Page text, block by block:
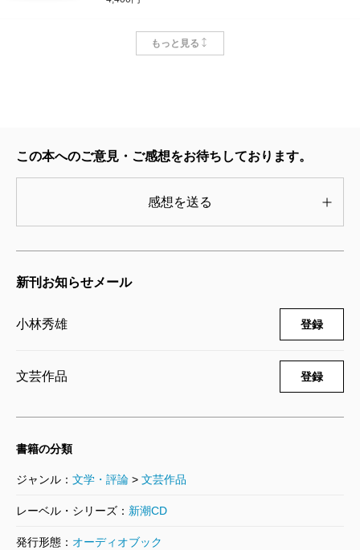
小林秀雄講演第五巻 随想二題――本居
宣長をめぐって
2004/01/22
小林秀雄／講演
4,400円
小林秀雄講演第二巻 信ずることと考え
4,400円
もっと見る
この本へのご意見・ご感想をお待ちしております。
感想を送る
新刊お知らせメール
小林秀雄 登録
文芸作品 登録
書籍の分類
ジャンル： 文学・評論 > 文芸作品
レーベル・シリーズ： 新潮CD
発行形態： オーディオブック